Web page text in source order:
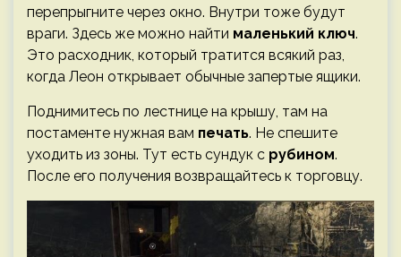
перепрыгните через окно. Внутри тоже будут
враги. Здесь же можно найти маленький ключ.
Это расходник, который тратится всякий раз,
когда Леон открывает обычные запертые ящики.
Поднимитесь по лестнице на крышу, там на
постаменте нужная вам печать. Не спешите
уходить из зоны. Тут есть сундук с рубином.
После его получения возвращайтесь к торговцу.